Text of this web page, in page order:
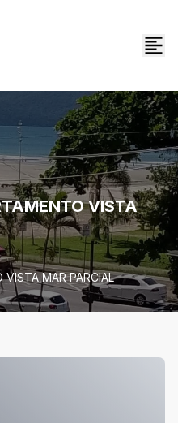
VISTA
MAR PARCIAL